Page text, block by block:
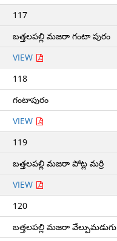
117
బత్తలపల్లి మజరా గంటా పురం
VIEW
118
గంటాపురం
VIEW
119
బత్తలపల్లి మజరా పోట్ల మర్రి
VIEW
120
బత్తలపల్లి మజరా వేల్పుమడుగు